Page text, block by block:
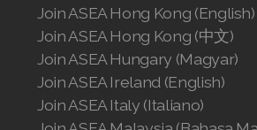
Join ASEA Hong Kong (English)
Join ASEA Hong Kong (中文)
Join ASEA Hungary (Magyar)
Join ASEA Ireland (English)
Join ASEA Italy (Italiano)